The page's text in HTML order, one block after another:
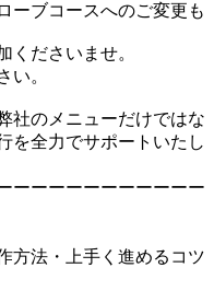
ーブコースへのご変更も
くださいませ。
い。
社のメニューだけではな
を全力でサポートいたし
ーーーーーーーーーーー
方法・上手く進めるコツ